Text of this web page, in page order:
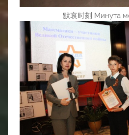
默哀时刻 Минута